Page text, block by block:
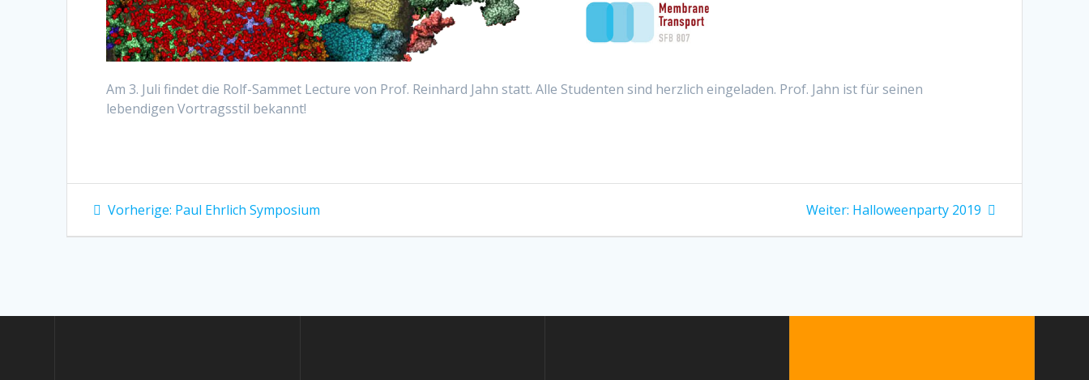
Am 3. Juli findet die Rolf-Sammet Lecture von Prof. Reinhard Jahn statt. Alle Studenten sind herzlich eingeladen. Prof. Jahn ist für seinen
lebendigen Vortragsstil bekannt!
Beitragsnavigation
Vorherige: Vorheriger
Paul Ehrlich Symposium Weiter: Nächster
Halloweenparty 2019